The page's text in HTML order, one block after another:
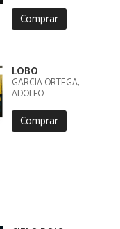
Comprar
LOBO
GARCIA ORTEGA,
ADOLFO
Comprar